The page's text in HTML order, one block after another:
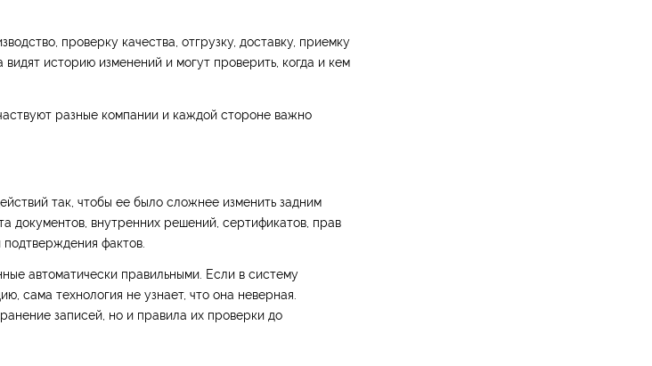
проверку качества, отгрузку, доставку, приемку
историю изменений и могут проверить, когда и кем
разные компании и каждой стороне важно
так, чтобы ее было сложнее изменить задним
документов, внутренних решений, сертификатов, прав
фактов.
автоматически правильными. Если в систему
сама технология не узнает, что она неверная.
записей, но и правила их проверки до